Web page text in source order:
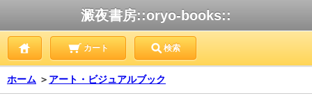
澱夜書房::oryo-books::
カート 検索
ホーム ＞ アート・ビジュアルブック